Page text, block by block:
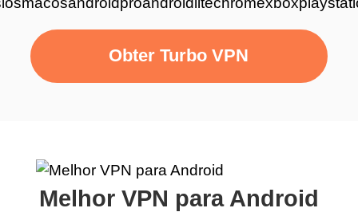
Obter Turbo VPN
Melhor VPN para Android